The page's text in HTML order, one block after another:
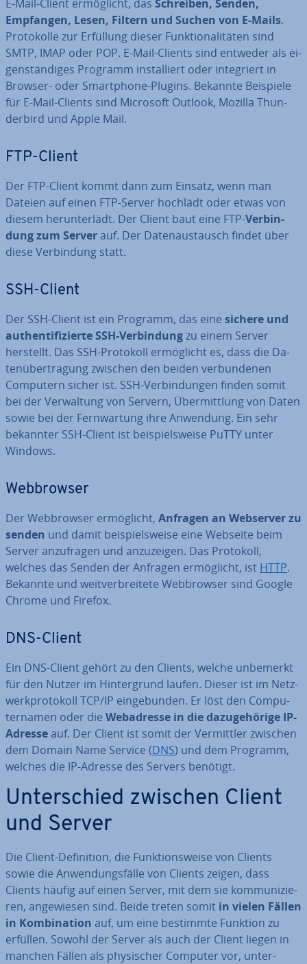
E-Mail-Client er­mög­licht, das Schreiben, Senden,
Empfangen, Lesen, Filtern und Suchen von E-Mails.
Pro­to­kol­le zur Erfüllung dieser Funk­tio­na­li­tä­ten sind
SMTP, IMAP oder POP. E-Mail-Clients sind entweder als ei­
gen­stän­di­ges Programm in­stal­liert oder in­te­griert in
Browser- oder Smart­phone-Plugins. Bekannte Beispiele
für E-Mail-Clients sind Microsoft Outlook, Mozilla Thun­
der­bird und Apple Mail.
FTP-Client
Der FTP-Client kommt dann zum Einsatz, wenn man
Dateien auf einen FTP-Server hochlädt oder etwas von
diesem her­un­ter­lädt. Der Client baut eine FTP-Ver­bin­
dung zum Serverauf. Der Da­ten­aus­tausch findet über
diese Ver­bin­dung statt.
SSH-Client
Der SSH-Client ist ein Programm, das eine sichere und
au­then­ti­fi­zier­te SSH-Ver­bin­dungzu einem Server
herstellt. Das SSH-Protokoll er­mög­licht es, dass die Da­
ten­über­tra­gung zwischen den beiden ver­bun­de­nen
Computern sicher ist. SSH-Ver­bin­dun­gen finden somit
bei der Ver­wal­tung von Servern, Über­mitt­lung von Daten
sowie bei der Fern­war­tung ihre Anwendung. Ein sehr
bekannter SSH-Client ist bei­spiels­wei­se PuTTY unter
Windows.
Web­brow­ser
Der Web­brow­ser er­mög­licht, Anfragen an Webserver zu
senden und damit bei­spiels­wei­se eine Webseite beim
Server an­zu­fra­gen und an­zu­zei­gen. Das Protokoll,
welches das Senden der Anfragen er­mög­licht, ist HTTP.
Bekannte und weit­ver­brei­te­te Web­brow­ser sind Google
Chrome und Firefox.
DNS-Client
Ein DNS-Client gehört zu den Clients, welche unbemerkt
für den Nutzer im Hin­ter­grund laufen. Dieser ist im Netz­
werk­pro­to­koll TCP/IP ein­ge­bun­den. Er löst den Com­pu­
ter­na­men oder die Web­adres­se in die da­zu­ge­hö­ri­ge IP-
Adresseauf. Der Client ist somit der Ver­mitt­ler zwischen
dem Domain Name Service (DNS) und dem Programm,
welches die IP-Adresse des Servers benötigt.
Un­ter­schied zwischen Client
und Server
Die Client-De­fi­ni­ti­on, die Funk­ti­ons­wei­se von Clients
sowie die An­wen­dungs­fäl­le von Clients zeigen, dass
Clients häufig auf einen Server, mit dem sie kom­mu­ni­zie­
ren, an­ge­wie­sen sind. Beide treten somit in vielen Fällen
in Kom­bi­na­ti­on auf, um eine bestimmte Funktion zu
erfüllen. Sowohl der Server als auch der Client liegen in
manchen Fällen als phy­si­scher Computer vor, un­ter­